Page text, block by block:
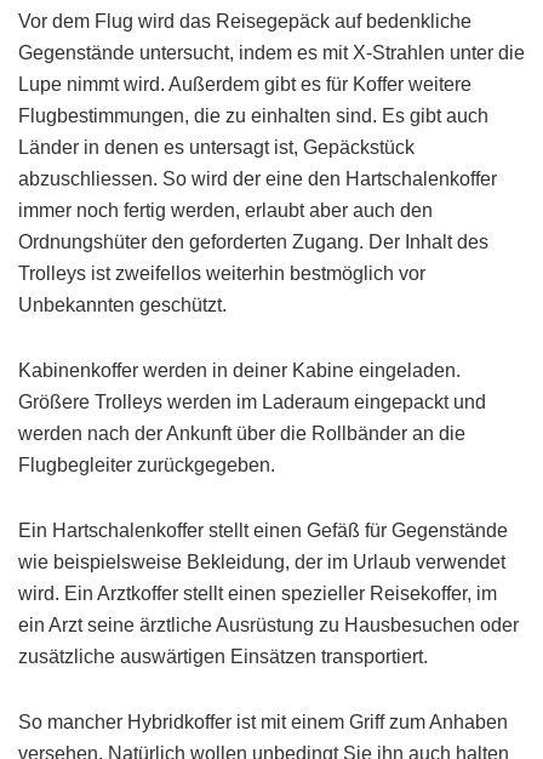
Vor dem Flug wird das Reisegepäck auf bedenkliche
Gegenstände untersucht, indem es mit X-Strahlen unter die
Lupe nimmt wird. Außerdem gibt es für Koffer weitere
Flugbestimmungen, die zu einhalten sind. Es gibt auch
Länder in denen es untersagt ist, Gepäckstück
abzuschliessen. So wird der eine den Hartschalenkoffer
immer noch fertig werden, erlaubt aber auch den
Ordnungshüter den geforderten Zugang. Der Inhalt des
Trolleys ist zweifellos weiterhin bestmöglich vor
Unbekannten geschützt.
Kabinenkoffer werden in deiner Kabine eingeladen.
Größere Trolleys werden im Laderaum eingepackt und
werden nach der Ankunft über die Rollbänder an die
Flugbegleiter zurückgegeben.
Ein Hartschalenkoffer stellt einen Gefäß für Gegenstände
wie beispielsweise Bekleidung, der im Urlaub verwendet
wird. Ein Arztkoffer stellt einen spezieller Reisekoffer, im
ein Arzt seine ärztliche Ausrüstung zu Hausbesuchen oder
zusätzliche auswärtigen Einsätzen transportiert.
So mancher Hybridkoffer ist mit einem Griff zum Anhaben
versehen. Natürlich wollen unbedingt Sie ihn auch halten